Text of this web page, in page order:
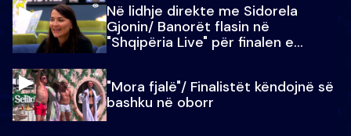
Në lidhje direkte me Sidorela
Gjonin/ Banorët flasin në
"Shqipëria Live" për finalen e
"Mora fjalë"/ Finalistët këndojnë së
bashku në oborr